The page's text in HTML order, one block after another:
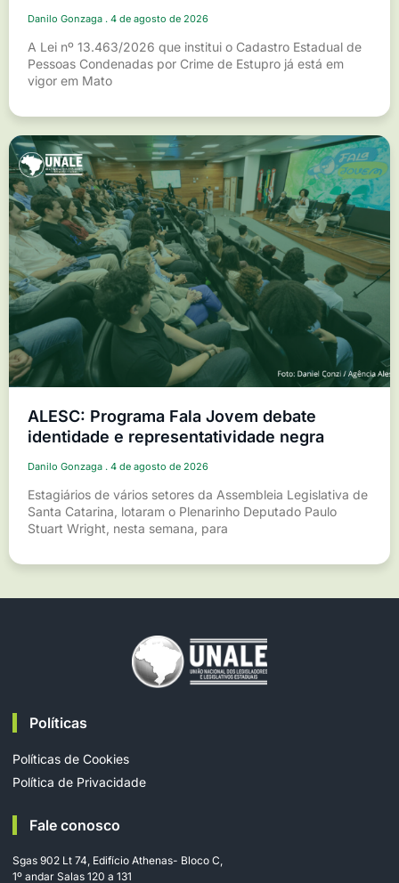
Danilo Gonzaga 4 de agosto de 2026
A Lei nº 13.463/2026 que institui o Cadastro Estadual de
Pessoas Condenadas por Crime de Estupro já está em
vigor em Mato
ALESC: Programa Fala Jovem debate
identidade e representatividade negra
Danilo Gonzaga 4 de agosto de 2026
Estagiários de vários setores da Assembleia Legislativa de
Santa Catarina, lotaram o Plenarinho Deputado Paulo
Stuart Wright, nesta semana, para
Políticas
Políticas de Cookies
Política de Privacidade
Fale conosco
Sgas 902 Lt 74, Edifício Athenas- Bloco C,
1º andar Salas 120 a 131